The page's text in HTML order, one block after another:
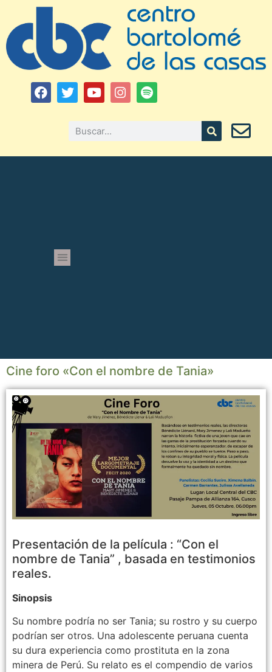
Cine foro «Con el nombre de Tania»
Presentación de la película : “Con el
nombre de Tania” , basada en testimonios
reales.
Sinopsis
Su nombre podría no ser Tania; su rostro y su cuerpo
podrían ser otros. Una adolescente peruana cuenta
su dura experiencia como prostituta en la zona
minera de Perú. Su relato es el compendio de varios